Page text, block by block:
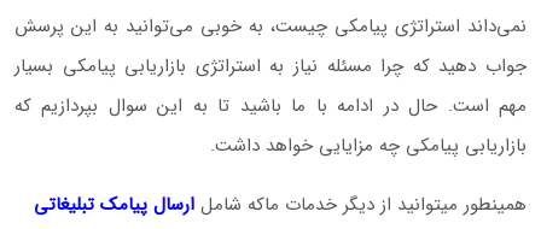
نمی‌داند استراتژی پیامکی چیست، به خوبی می‌توانید به این پرسش
جواب دهید که چرا مسئله نیاز به استراتژی بازاریابی پیامکی بسیار
مهم است. حال در ادامه با ما باشید تا به این سوال بپردازیم که
بازاریابی پیامکی چه مزایایی خواهد داشت.
همینطور میتوانید از دیگر خدمات ماکه شامل ارسال پیامک تبلیغاتی